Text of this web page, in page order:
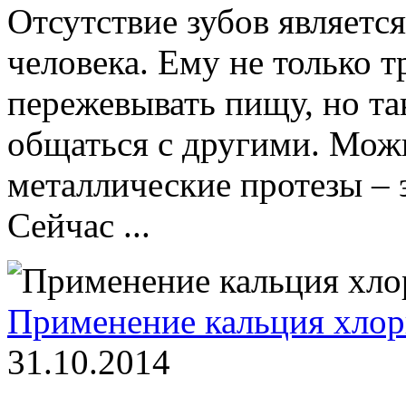
Отсутствие зубов
человека. Ему не только
пережевывать пищу, но
общаться с другими.
металлические протезы
Сейчас ...
Применение кальция
31.10.2014